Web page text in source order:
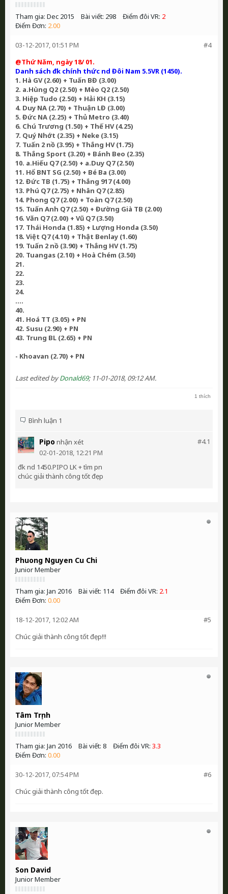
Tham gia: Dec 2015 Bài viết: 298 Điểm đôi VR: 2
Điểm Đơn: 2.00
#4
03-12-2017, 01:51 PM
@Thứ Năm, ngày 18/ 01.
Danh sách đk chính thức nd Đôi Nam 5.5VR (1450).
1. Hà GV (2.60) + Tuấn BĐ (3.00)
2. a.Hùng Q2 (2.50) + Mèo Q2 (2.50)
3. Hiệp Tudo (2.50) + Hải KH (3.15)
4. Duy NA (2.70) + Thuận LĐ (3.00)
5. Đức NA (2.25) + Thủ Metro (3.40)
6. Chú Trương (1.50) + Thế HV (4.25)
7. Quý Nhớt (2.35) + Neke (3.15)
7. Tuấn 2 nồ (3.95) + Thắng HV (1.75)
8. Thắng Sport (3.20) + Bánh Beo (2.35)
10. a.Hiếu Q7 (2.50) + a.Duy Q7 (2.50)
11. Hổ BNT SG (2.50) + Bé Ba (3.00)
12. Đức TB (1.75) + Thắng 917 (4.00)
13. Phú Q7 (2.75) + Nhân Q7 (2.85)
14. Phong Q7 (2.00) + Toàn Q7 (2.50)
15. Tuấn Anh Q7 (2.50) + Đường Già TB (2.00)
16. Văn Q7 (2.00) + Vũ Q7 (3.50)
17. Thái Honda (1.85) + Lượng Honda (3.50)
18. Việt Q7 (4.10) + Thật Benlay (1.60)
19. Tuấn 2 nồ (3.90) + Thắng HV (1.75)
20. Tuangas (2.10) + Hoà Chém (3.50)
21.
22.
23.
24.
....
40.
41. Hoá TT (3.05) + PN
42. Susu (2.90) + PN
43. Trung BL (2.65) + PN
- Khoavan (2.70) + PN
Last edited byDonald69; 11-01-2018, 09:12 AM.
1 thích
Bình luận 1
#4.1
Piponhận xét
02-01-2018, 12:21 PM
đk nd 1450.PIPO LK + tìm pn
chúc giải thành công tốt đẹp
Phuong Nguyen Cu Chi
Junior Member
Tham gia: Jan 2016 Bài viết: 114 Điểm đôi VR: 2.1
Điểm Đơn: 0.00
#5
18-12-2017, 12:02 AM
Chúc giải thành công tốt đẹp!!!
Tâm Trịnh
Junior Member
Tham gia: Jan 2016 Bài viết: 8 Điểm đôi VR: 3.3
Điểm Đơn: 0.00
#6
30-12-2017, 07:54 PM
Chúc giải thành công tốt đẹp.
Son David
Junior Member